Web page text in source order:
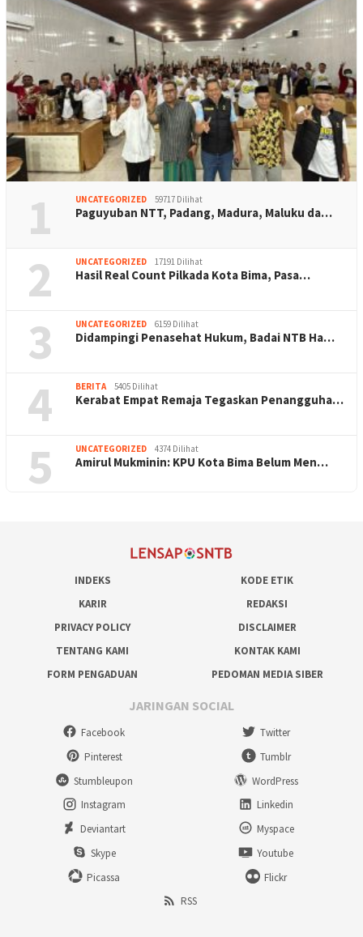
1 UNCATEGORIZED 59717 Dilihat
Paguyuban NTT, Padang, Madura, Maluku da…
2 UNCATEGORIZED 17191 Dilihat
Hasil Real Count Pilkada Kota Bima, Pasa…
3 UNCATEGORIZED 6159 Dilihat
Didampingi Penasehat Hukum, Badai NTB Ha…
4 BERITA 5405 Dilihat
Kerabat Empat Remaja Tegaskan Penangguha…
5 UNCATEGORIZED 4374 Dilihat
Amirul Mukminin: KPU Kota Bima Belum Men…
INDEKS
KODE ETIK
KARIR
REDAKSI
PRIVACY POLICY
DISCLAIMER
TENTANG KAMI
KONTAK KAMI
FORM PENGADUAN
PEDOMAN MEDIA SIBER
JARINGAN SOCIAL
Facebook
Twitter
Pinterest
Tumblr
Stumbleupon
WordPress
Instagram
Linkedin
Deviantart
Myspace
Skype
Youtube
Picassa
Flickr
RSS